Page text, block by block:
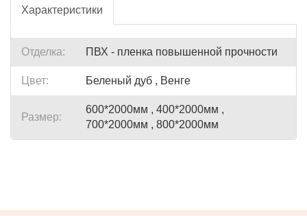
Характеристики
Отделка: ПВХ - пленка повышенной прочности
Цвет: Беленый дуб , Венге
Размер:
600*2000мм , 400*2000мм ,
700*2000мм , 800*2000мм